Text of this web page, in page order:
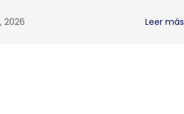
2026 Leer más